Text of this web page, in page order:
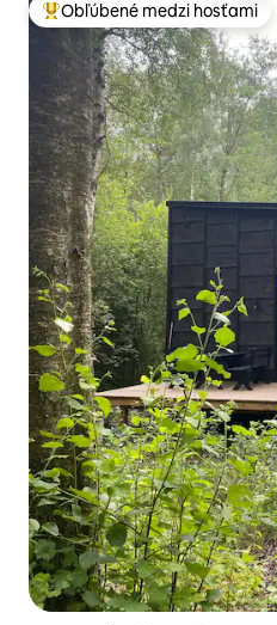
Najobľúbenejšie medzi hosťami
Obľúbené medzi hosťami